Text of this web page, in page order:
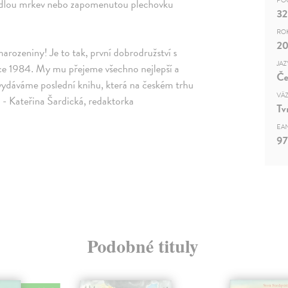
mrkev nebo zapomenutou plechovku
Je to tak, první dobrodružství s
1984. My mu přejeme všechno nejlepší a
poslední knihu, která na českém trhu
Kateřina Šardická, redaktorka
32
Podobné tituly